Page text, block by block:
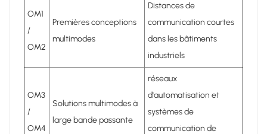
OM1
/
OM2
Premières conceptions
multimodes
Distances de
communication courtes
dans les bâtiments
industriels
OM3
/
OM4
Solutions multimodes à
large bande passante
réseaux
d'automatisation et
systèmes de
communication de